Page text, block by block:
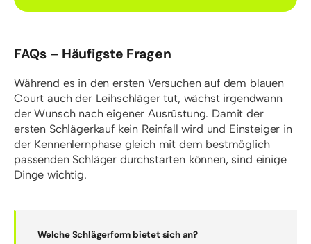
FAQs – Häufigste Fragen
Während es in den ersten Versuchen auf dem blauen
Court auch der Leihschläger tut, wächst irgendwann
der Wunsch nach eigener Ausrüstung. Damit der
ersten Schlägerkauf kein Reinfall wird und Einsteiger in
der Kennenlernphase gleich mit dem bestmöglich
passenden Schläger durchstarten können, sind einige
Dinge wichtig.
Welche Schlägerform bietet sich an?